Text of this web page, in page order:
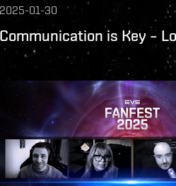
2025-01-30
Communication is Key –